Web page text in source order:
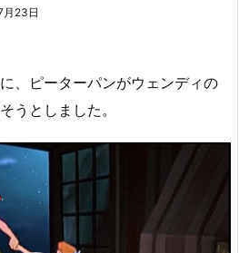
月23日
、ピーターパンがウェンディの
うとしました。